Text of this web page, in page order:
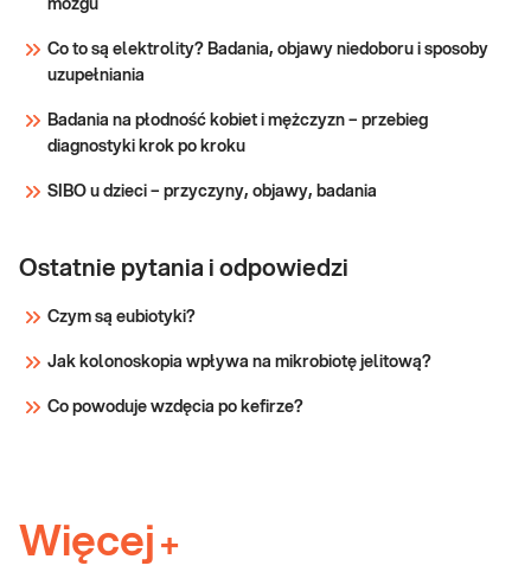
mózgu
Co to są elektrolity? Badania, objawy niedoboru i sposoby
uzupełniania
Badania na płodność kobiet i mężczyzn – przebieg
diagnostyki krok po kroku
SIBO u dzieci – przyczyny, objawy, badania
Ostatnie pytania i odpowiedzi
Czym są eubiotyki?
Jak kolonoskopia wpływa na mikrobiotę jelitową?
Co powoduje wzdęcia po kefirze?
Więcej +